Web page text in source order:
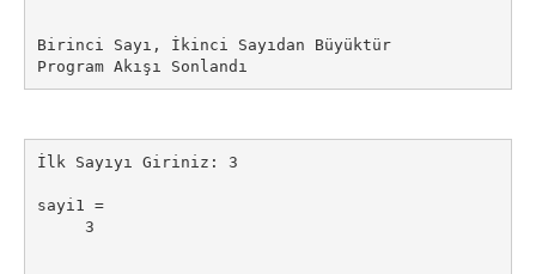
Birinci Sayı, İkinci Sayıdan Büyüktür
Program Akışı Sonlandı
İlk Sayıyı Giriniz: 3
sayi1 =
3